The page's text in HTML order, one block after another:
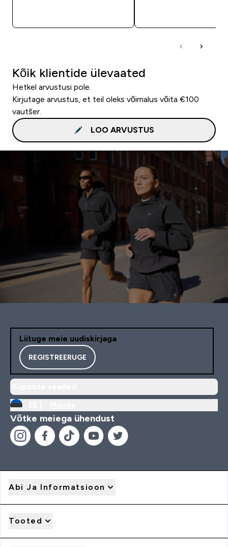
Kõik klientide ülevaated
Hetkel arvustusi pole.
Kirjutage arvustus, et teil oleks võimalus võita €100
vautšer.
LOO ARVUSTUS
Liituge meie uudiskirjaga
REGISTREERUGE
Võtke meiega ühendust
Abi Ja Informatsioon
Tooted